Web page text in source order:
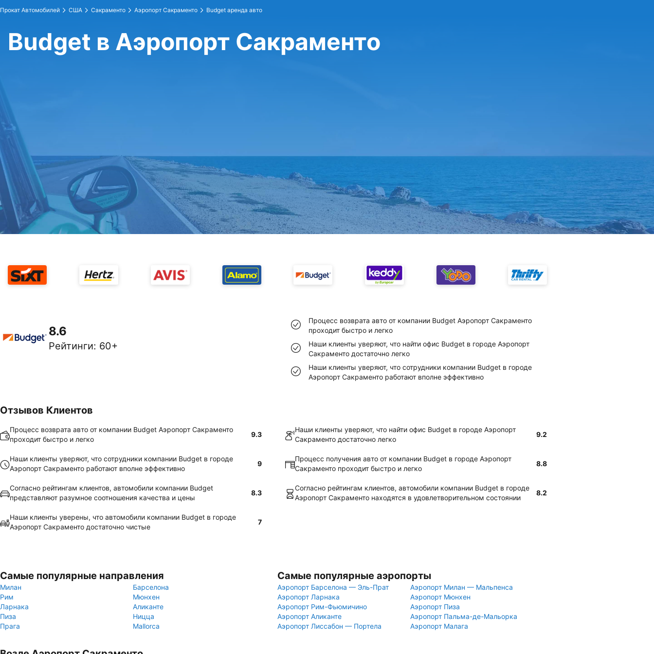
Прокат Автомобилей США Сакраменто Аэропорт Сакраменто Budget аренда авто
Budget в Аэропорт Сакраменто
8.6
Рейтинги: 60+
Процесс возврата авто от компании Budget Аэропорт Сакраменто
проходит быстро и легко
Наши клиенты уверяют, что найти офис Budget в городе Аэропорт
Сакраменто достаточно легко
Наши клиенты уверяют, что сотрудники компании Budget в городе
Аэропорт Сакраменто работают вполне эффективно
Отзывов Клиентов
Процесс возврата авто от компании Budget Аэропорт Сакраменто
проходит быстро и легко
9.3
Наши клиенты уверяют, что найти офис Budget в городе Аэропорт
Сакраменто достаточно легко
9.2
Наши клиенты уверяют, что сотрудники компании Budget в городе
Аэропорт Сакраменто работают вполне эффективно
9
Процесс получения авто от компании Budget в городе Аэропорт
Сакраменто проходит быстро и легко
8.8
Согласно рейтингам клиентов, автомобили компании Budget
представляют разумное соотношения качества и цены
8.3
Согласно рейтингам клиентов, автомобили компании Budget в городе
Аэропорт Сакраменто находятся в удовлетворительном состоянии
8.2
Наши клиенты уверены, что автомобили компании Budget в городе
Аэропорт Сакраменто достаточно чистые
7
Самые популярные направления
Милан
Барселона
Рим
Мюнхен
Ларнака
Аликанте
Пиза
Ницца
Прага
Mallorca
Самые популярные аэропорты
Аэропорт Барселона — Эль-Прат
Аэропорт Милан — Мальпенса
Аэропорт Ларнака
Аэропорт Мюнхен
Аэропорт Рим-Фьюмичино
Аэропорт Пиза
Аэропорт Аликанте
Аэропорт Пальма-де-Мальорка
Аэропорт Лиссабон — Портела
Аэропорт Малага